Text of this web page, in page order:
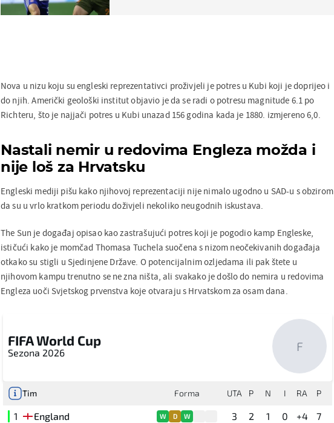
Nova u nizu koju su engleski reprezentativci proživjeli je potres u Kubi koji je doprijeo i
do njih. Američki geološki institut objavio je da se radi o potresu magnitude 6.1 po
Richteru, što je najjači potres u Kubi unazad 156 godina kada je 1880. izmjereno 6,0.
Nastali nemir u redovima Engleza možda i
nije loš za Hrvatsku
Engleski mediji pišu kako njihovoj reprezentaciji nije nimalo ugodno u SAD-u s obzirom
da su u vrlo kratkom periodu doživjeli nekoliko neugodnih iskustava.
The Sun je događaj opisao kao zastrašujući potres koji je pogodio kamp Engleske,
ističući kako je momčad Thomasa Tuchela suočena s nizom neočekivanih događaja
otkako su stigli u Sjedinjene Države. O potencijalnim ozljedama ili pak štete u
njihovom kampu trenutno se ne zna ništa, ali svakako je došlo do nemira u redovima
Engleza uoči Svjetskog prvenstva koje otvaraju s Hrvatskom za osam dana.
FIFA World Cup
Sezona 2026 F
Tim Forma UTA P N I RA P
1 England W D W 3 2 1 0 +4
7